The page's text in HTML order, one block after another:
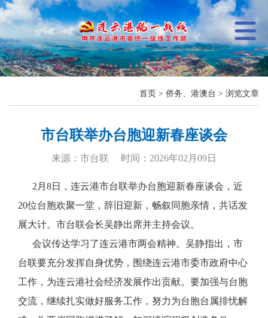
首页 > 侨务、港澳台 > 浏览文章
市台联举办台胞迎新春座谈会
来源：市台联 时间：2026年02月09日
2月8日，连云港市台联举办台胞迎新春座谈会，近
20位台胞欢聚一堂，辞旧迎新，畅叙同胞亲情，共话发
展大计。市台联会长吴静出席并主持会议。
会议传达学习了连云港市两会精神。吴静指出，市
台联要充分发挥自身优势，围绕连云港市委市政府中心
工作，为连云港社会经济发展作出贡献。要加强与台胞
交流，继续扎实做好服务工作，努力为台胞台属排忧解